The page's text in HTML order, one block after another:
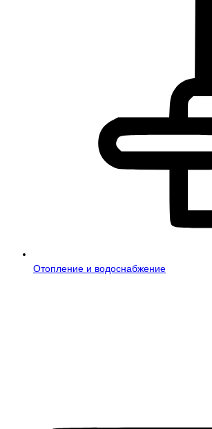
Отопление и водоснабжение